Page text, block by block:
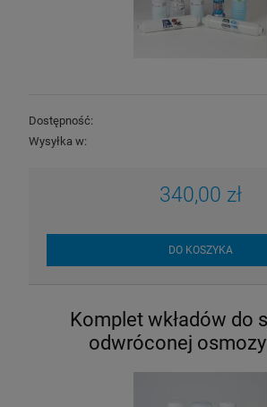
Wkład do filtra Cintropur NW 32
wymienny
13,50 zł
Dostępność:
Wysyłka w:
340,00 zł
DO KOSZYKA
Komplet wkładów do
odwróconej osmozy